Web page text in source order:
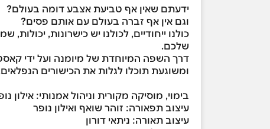
ידעתם שאין אף טביעת אצבע דומה בעולם?
וגם אין אף זברה בעולם עם אותם פסים?
כולנו ייחודיים, לכולנו יש כישרונות,
שלכם.
דרך השפה המיוחדת של מיומנה ועל ידי
ומשוגעת תוכלו לגלות את הכישורים
בימוי, מוסיקה מקורית וניהול אמנותי: אילון
עיצוב תפאורה: זוהר שואף ואילון נופר
עיצוב תאורה: ניתאי דורון